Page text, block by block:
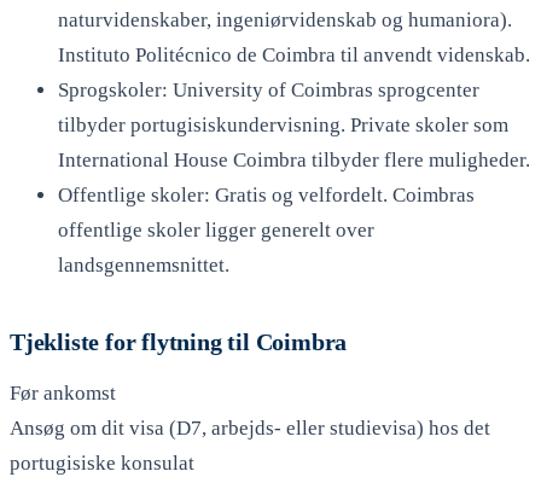
naturvidenskaber, ingeniørvidenskab og humaniora).
Instituto Politécnico de Coimbra til anvendt videnskab.
Sprogskoler: University of Coimbras sprogcenter
tilbyder portugisiskundervisning. Private skoler som
International House Coimbra tilbyder flere muligheder.
Offentlige skoler: Gratis og velfordelt. Coimbras
offentlige skoler ligger generelt over
landsgennemsnittet.
Tjekliste for flytning til Coimbra
Før ankomst
Ansøg om dit visa (D7, arbejds- eller studievisa) hos det
portugisiske konsulat